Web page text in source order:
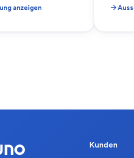
anzeigen
Kunden